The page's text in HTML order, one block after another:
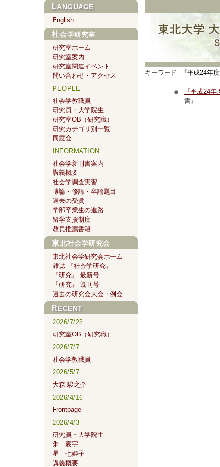
キーワード
『平成24
書』
LANGUAGE
English
社会学研究室
研究室ホーム
研究室案内
研究室関連イベント
問い合わせ・アクセス
PEOPLE
社会学教職員
研究員・大学院生
研究室OB（研究職）
研究カテゴリ別一覧
同窓会
INFORMATION
社会学新刊書案内
講義概要
社会学調査実習
博論・修論・卒論題目
過去の受賞
学部卒業生の進路
留学支援制度
教員推薦書籍
東北社会学研究会
東北社会学研究会ホーム
雑誌 『社会学研究』
『研究』 最新号
『研究』 既刊号
過去の研究会大会・例会
RECENT
2026/7/23
研究室OB（研究職）
2026/7/7
社会学教職員
2026/5/7
大森 駿之介
2026/4/16
Frontpage
2026/4/3
研究員・大学院生
朱 宸宇
星 七姫子
講義概要